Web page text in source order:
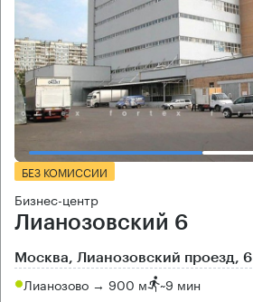
БЕЗ КОМИССИИ
Бизнес-центр
Лианозовский 6
Москва, Лианозовский проезд, 6
Лианозово → 900 м ~9 мин